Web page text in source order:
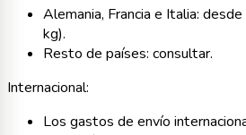
Alemania, Francia e Italia:
kg).
Resto de países: consultar.
Internacional:
Los gastos de envío